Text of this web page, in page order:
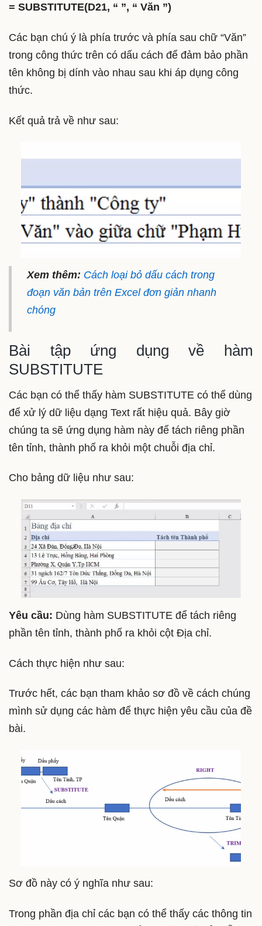
= SUBSTITUTE(D21, “ ”, “ Văn ”)
Các bạn chú ý là phía trước và phía sau chữ “Văn”
trong công thức trên có dấu cách để đảm bảo phần
tên không bị dính vào nhau sau khi áp dụng công
thức.
Kết quả trả về như sau:
Xem thêm: Cách loại bỏ dấu cách trong
đoạn văn bản trên Excel đơn giản nhanh
chóng
Bài tập ứng dụng về hàm
SUBSTITUTE
Các bạn có thể thấy hàm SUBSTITUTE có thể dùng
để xử lý dữ liệu dạng Text rất hiệu quả. Bây giờ
chúng ta sẽ ứng dụng hàm này để tách riêng phần
tên tỉnh, thành phố ra khỏi một chuỗi địa chỉ.
Cho bảng dữ liệu như sau:
Yêu cầu: Dùng hàm SUBSTITUTE để tách riêng
phần tên tỉnh, thành phố ra khỏi cột Địa chỉ.
Cách thực hiện như sau:
Trước hết, các bạn tham khảo sơ đồ về cách chúng
mình sử dụng các hàm để thực hiện yêu cầu của đề
bài.
Sơ đồ này có ý nghĩa như sau:
Trong phần địa chỉ các bạn có thể thấy các thông tin